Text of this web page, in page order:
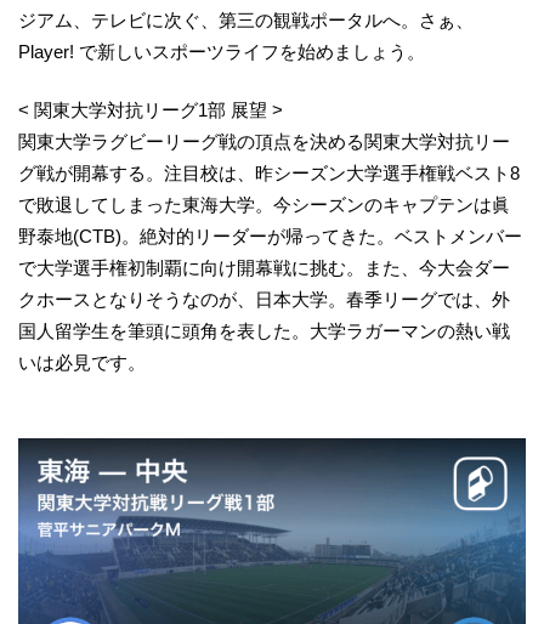
ジアム、テレビに次ぐ、第三の観戦ポータルへ。さぁ、
Player! で新しいスポーツライフを始めましょう。
< 関東大学対抗リーグ1部 展望 >
関東大学ラグビーリーグ戦の頂点を決める関東大学対抗リー
グ戦が開幕する。注目校は、昨シーズン大学選手権戦ベスト8
で敗退してしまった東海大学。今シーズンのキャプテンは眞
野泰地(CTB)。絶対的リーダーが帰ってきた。ベストメンバー
で大学選手権初制覇に向け開幕戦に挑む。また、今大会ダー
クホースとなりそうなのが、日本大学。春季リーグでは、外
国人留学生を筆頭に頭角を表した。大学ラガーマンの熱い戦
いは必見です。